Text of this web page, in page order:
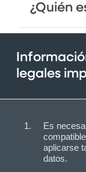
¿Quién
legales
Es
aplicarse
datos.